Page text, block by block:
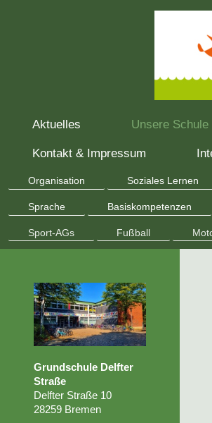
Aktuelles Unsere Schule
Kontakt & Impressum
Organisation Soziales Lernen
Sprache Basiskompetenzen
Sport-AGs Fußball
Grundschule Delfter
Straße
Delfter Straße 10
28259 Bremen